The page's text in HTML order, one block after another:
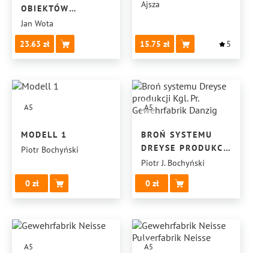
OBIEKTÓW
MILITARNYCH
NA ODCINKU
DOBRZĘCIN-
POMORSKO
Jan Wota
23.63
Ajsza
15.75 5
A5
MODELL 1
Piotr Bochyński
0
A5
BROŃ SYSTEMU
DREYSE PRODUKCJI
KGL. PR.
GEWEHRFABRIK
DANZIG
Piotr J. Bochyński
0
A5 A5